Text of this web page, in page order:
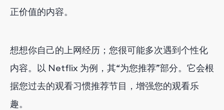
正价值的内容。
想想你自己的上网经历；您很可能多次遇到个性化
内容。以 Netflix 为例，其“为您推荐”部分。它会根
据您过去的观看习惯推荐节目，增强您的观看乐
趣。